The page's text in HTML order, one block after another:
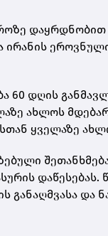
დაყრდნობით
60 დღის
ახლოს
ყველაზე
განაღმვასა და